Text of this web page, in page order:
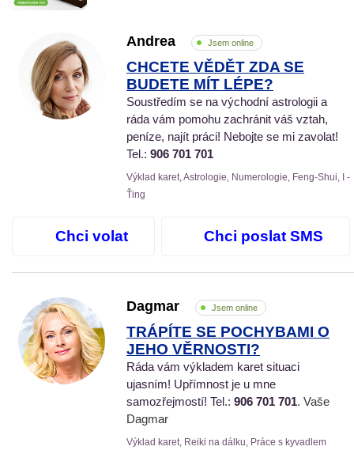
Andrea Jsem online
CHCETE VĚDĚT ZDA SE
BUDETE MÍT LÉPE?
Soustředím se na východní astrologii a
ráda vám pomohu zachránit váš vztah,
peníze, najít práci! Nebojte se mi zavolat!
Tel.: 906 701 701
Výklad karet, Astrologie, Numerologie, Feng-Shui, I -
Ťing
Chci volat Chci poslat SMS
Dagmar Jsem online
TRÁPÍTE SE POCHYBAMI O
JEHO VĚRNOSTI?
Ráda vám výkladem karet situaci
ujasním! Upřímnost je u mne
samozřejmostí! Tel.: 906 701 701. Vaše
Dagmar
Výklad karet, Reiki na dálku, Práce s kyvadlem